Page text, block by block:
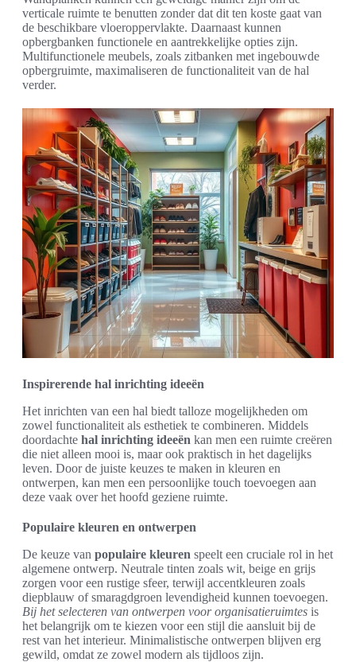
verticale ruimte te benutten zonder dat dit ten koste gaat van
de beschikbare vloeroppervlakte. Daarnaast kunnen
opbergbanken functionele en aantrekkelijke opties zijn.
Multifunctionele meubels, zoals zitbanken met ingebouwde
opbergruimte, maximaliseren de functionaliteit van de hal
verder.
Inspirerende hal inrichting ideeën
Het inrichten van een hal biedt talloze mogelijkheden om
zowel functionaliteit als esthetiek te combineren. Middels
doordachte hal inrichting ideeën kan men een ruimte creëren
die niet alleen mooi is, maar ook praktisch in het dagelijks
leven. Door de juiste keuzes te maken in kleuren en
ontwerpen, kan men een persoonlijke touch toevoegen aan
deze vaak over het hoofd geziene ruimte.
Populaire kleuren en ontwerpen
De keuze van populaire kleuren speelt een cruciale rol in het
algemene ontwerp. Neutrale tinten zoals wit, beige en grijs
zorgen voor een rustige sfeer, terwijl accentkleuren zoals
diepblauw of smaragdgroen levendigheid kunnen toevoegen.
Bij het selecteren van ontwerpen voor organisatieruimtes is
het belangrijk om te kiezen voor een stijl die aansluit bij de
rest van het interieur. Minimalistische ontwerpen blijven erg
gewild, omdat ze zowel modern als tijdloos zijn.